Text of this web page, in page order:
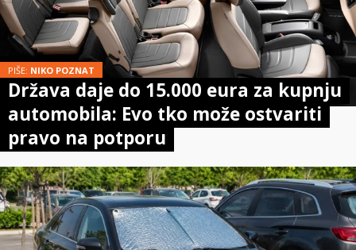
PIŠE: NIKO POZNAT
Država daje do 15.000 eura za kupnju
automobila: Evo tko može ostvariti
pravo na potporu